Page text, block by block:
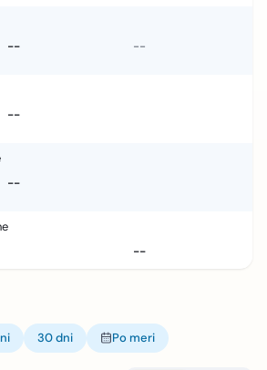
--
--
--
--
--
30 dni Po meri